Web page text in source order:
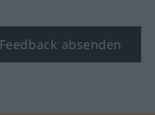
Feedback absenden